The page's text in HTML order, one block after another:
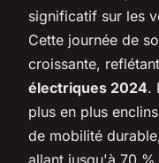
significatif sur les
Cette journée de
croissante,
électriques 2024.
plus en plus
de mobilité
allant jusqu'à 70